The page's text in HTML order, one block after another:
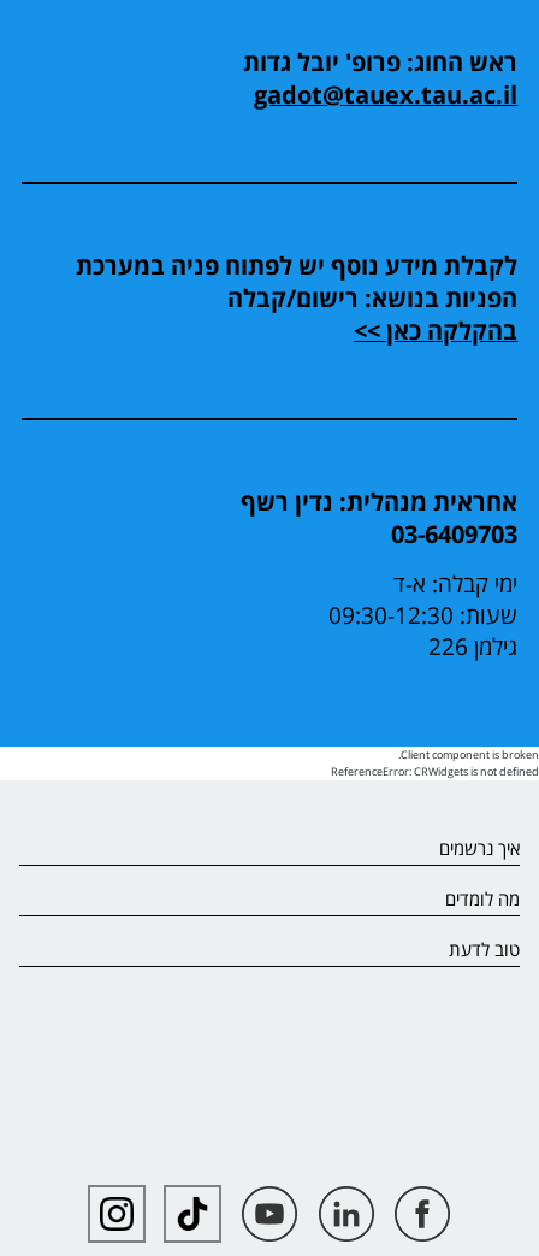
ראש החוג: פרופ' יובל גדות
gadot@tauex.tau.ac.il
לקבלת מידע נוסף יש לפתוח פניה במערכת
הפניות בנושא: רישום/קבלה
בהקלקה כאן >>
אחראית מנהלית: נדין רשף
03-6409703
ימי קבלה: א-ד
שעות: 09:30-12:30
גילמן 226
Client component is broken.
ReferenceError: CRWidgets is not defined
איך נרשמים
מה לומדים
טוב לדעת